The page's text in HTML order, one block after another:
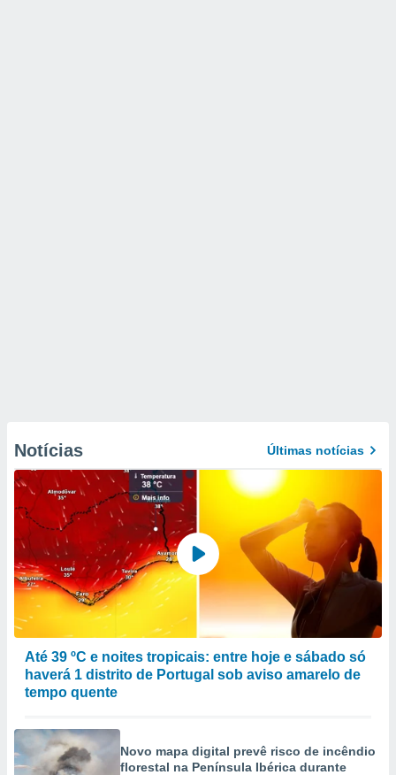
Notícias Últimas notícias
Até 39 ºC e noites tropicais: entre hoje e sábado só
haverá 1 distrito de Portugal sob aviso amarelo de
tempo quente
Novo mapa digital prevê risco de incêndio
florestal na Península Ibérica durante